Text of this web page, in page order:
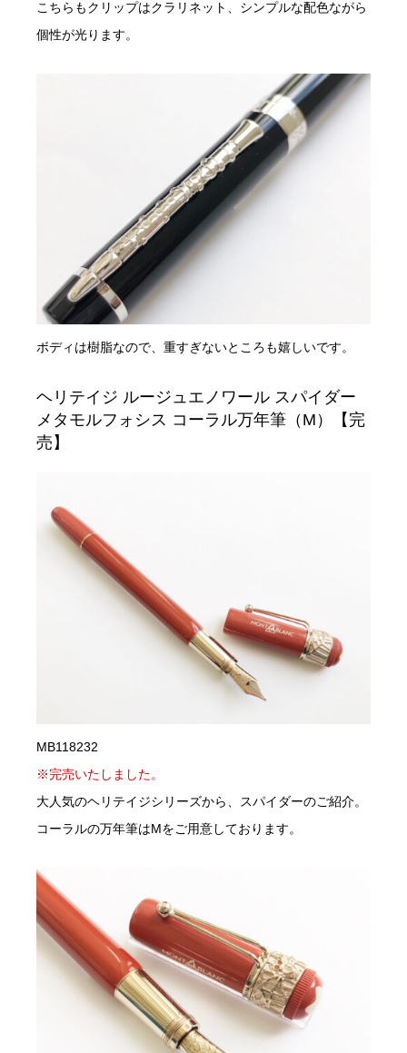
こちらもクリップはクラリネット、シンプルな配色ながら
個性が光ります。
ボディは樹脂なので、重すぎないところも嬉しいです。
ヘリテイジ ルージュエノワール スパイダー
メタモルフォシス コーラル万年筆（M）【完
売】
MB118232
※完売いたしました。
大人気のヘリテイジシリーズから、スパイダーのご紹介。
コーラルの万年筆はMをご用意しております。